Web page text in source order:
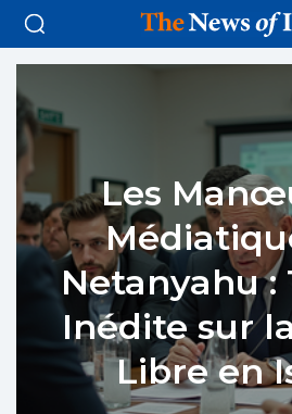
Les
Netanyahu :
Inédite sur
Libre en